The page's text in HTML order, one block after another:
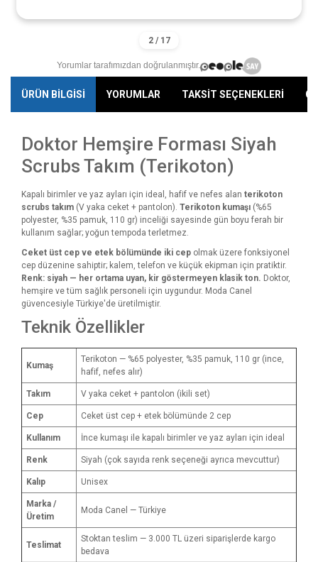
Yorumlar tarafımızdan doğrulanmıştır.
ÜRÜN BİLGİSİ YORUMLAR TAKSİT SEÇENEKLERİ
Doktor Hemşire Forması Siyah
Scrubs Takım (Terikoton)
Kapalı birimler ve yaz ayları için ideal, hafif ve nefes alan terikoton
scrubs takım (V yaka ceket + pantolon). Terikoton kumaşı (%65
polyester, %35 pamuk, 110 gr) inceliği sayesinde gün boyu ferah bir
kullanım sağlar; yoğun tempoda terletmez.
Ceket üst cep ve etek bölümünde iki cep olmak üzere fonksiyonel
cep düzenine sahiptir; kalem, telefon ve küçük ekipman için pratiktir.
Renk: siyah — her ortama uyan, kir göstermeyen klasik ton. Doktor,
hemşire ve tüm sağlık personeli için uygundur. Moda Canel
güvencesiyle Türkiye'de üretilmiştir.
Teknik Özellikler
Kumaş
Terikoton — %65 polyester, %35 pamuk, 110 gr (ince,
hafif, nefes alır)
Takım V yaka ceket + pantolon (ikili set)
Cep Ceket üst cep + etek bölümünde 2 cep
Kullanım İnce kumaşı ile kapalı birimler ve yaz ayları için ideal
Renk Siyah (çok sayıda renk seçeneği ayrıca mevcuttur)
Kalıp Unisex
Marka /
Üretim
Moda Canel — Türkiye
Teslimat
Stoktan teslim — 3.000 TL üzeri siparişlerde kargo
bedava